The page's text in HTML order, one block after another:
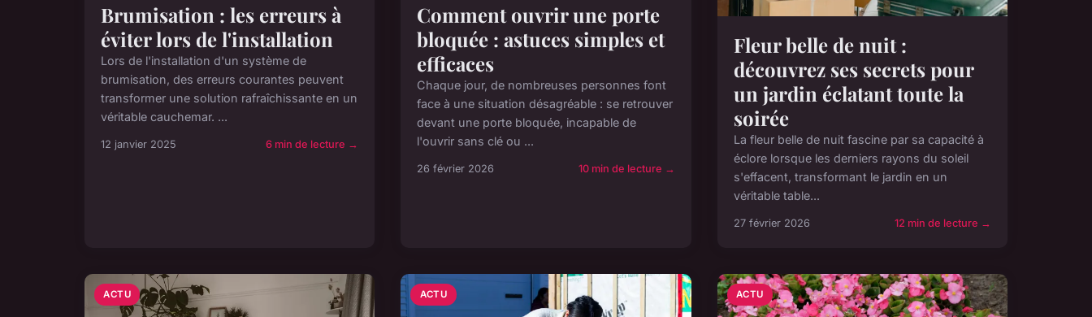
Brumisation : les erreurs à
éviter lors de l'installation
Lors de l'installation d'un système de
brumisation, des erreurs courantes peuvent
transformer une solution rafraîchissante en un
véritable cauchemar. ...
12 janvier 2025 6 min de lecture →
Comment ouvrir une porte
bloquée : astuces simples et
efficaces
Chaque jour, de nombreuses personnes font
face à une situation désagréable : se retrouver
devant une porte bloquée, incapable de
l'ouvrir sans clé ou ...
26 février 2026 10 min de lecture →
Fleur belle de nuit :
découvrez ses secrets pour
un jardin éclatant toute la
soirée
La fleur belle de nuit fascine par sa capacité à
éclore lorsque les derniers rayons du soleil
s'effacent, transformant le jardin en un
véritable table...
27 février 2026 12 min de lecture →
ACTU ACTU ACTU